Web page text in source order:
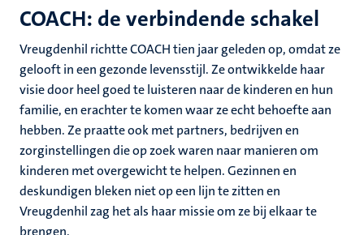
COACH: de verbindende schakel
Vreugdenhil richtte COACH tien jaar geleden op, omdat ze
gelooft in een gezonde levensstijl. Ze ontwikkelde haar
visie door heel goed te luisteren naar de kinderen en hun
familie, en erachter te komen waar ze echt behoefte aan
hebben. Ze praatte ook met partners, bedrijven en
zorginstellingen die op zoek waren naar manieren om
kinderen met overgewicht te helpen. Gezinnen en
deskundigen bleken niet op een lijn te zitten en
Vreugdenhil zag het als haar missie om ze bij elkaar te
brengen.